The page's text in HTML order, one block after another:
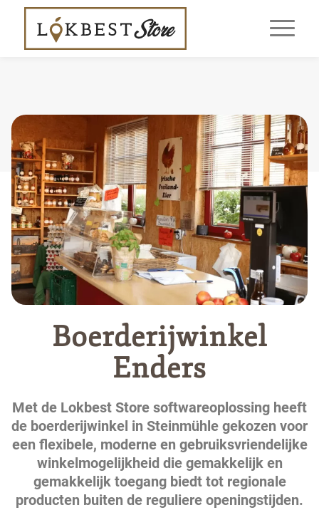
Boerderijwinkel
Enders
Met de Lokbest Store softwareoplossing heeft
de boerderijwinkel in Steinmühle gekozen voor
een flexibele, moderne en gebruiksvriendelijke
winkelmogelijkheid die gemakkelijk en
gemakkelijk toegang biedt tot regionale
producten buiten de reguliere openingstijden.